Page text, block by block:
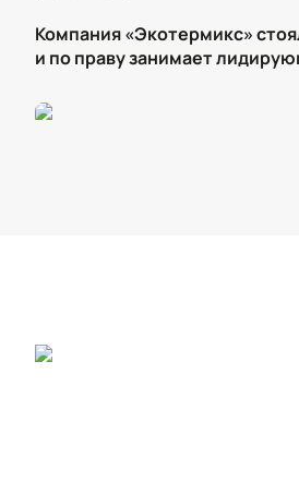
Компания «Экотермикс»
и по праву занимает